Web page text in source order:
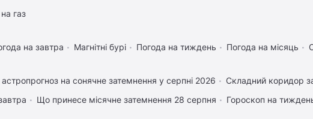
газ
на завтра Магнітні бурі Погода на тиждень Погода на місяць
астропрогноз на сонячне затемнення у серпні 2026
Складний коридор
Що принесе місячне затемнення 28 серпня Гороскоп на